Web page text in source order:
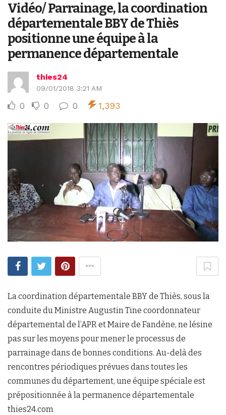
Vidéo/ Parrainage, la coordination
départementale BBY de Thiès
positionne une équipe à la
permanence départementale
thies24
09/01/2018 3:21 AM
0 0 0 1,393
La coordination départementale BBY de Thiès, sous la
conduite du Ministre Augustin Tine coordonnateur
départemental de l’APR et Maire de Fandène, ne lésine
pas sur les moyens pour mener le processus de
parrainage dans de bonnes conditions. Au-delà des
rencontres périodiques prévues dans toutes les
communes du département, une équipe spéciale est
prépositionnée à la permanence départementale
thies24.com